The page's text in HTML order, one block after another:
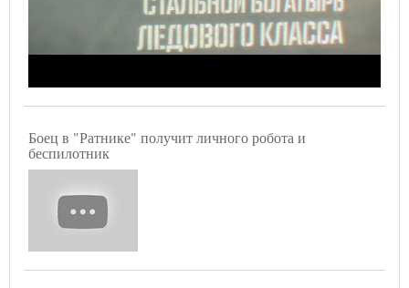
Боец в "Ратнике" получит личного робота и
беспилотник